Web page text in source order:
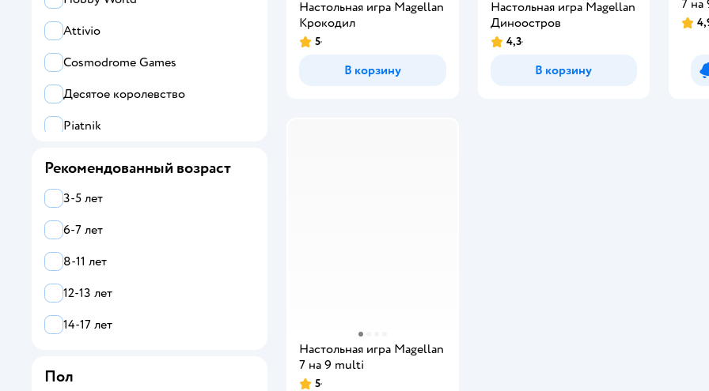
Настольная игра Magellan
Крокодил
5
В корзину
Настольная игра Magellan
Диноостров
4,3
В корзину
7 на
Настольная игра Magellan
7 на 9 multi
5
Attivio
Cosmodrome Games
Десятое королевство
Piatnik
Все
Magellan
Cosmodrome Games
Рекомендованный возраст
3-5 лет
6-7 лет
8-11 лет
12-13 лет
14-17 лет
Пол